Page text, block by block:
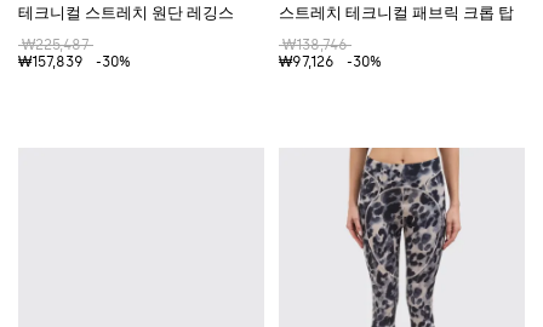
테크니컬 스트레치 원단 레깅스
₩225,487
₩157,839
-30%
스트레치 테크니컬 패브릭 크롭 탑
₩138,746
₩97,126
-30%